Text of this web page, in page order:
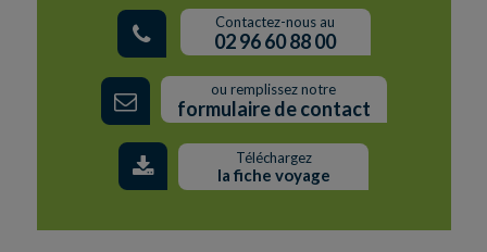
Contactez-nous au
02 96 60 88 00
ou remplissez notre
formulaire de contact
Téléchargez
la fiche voyage